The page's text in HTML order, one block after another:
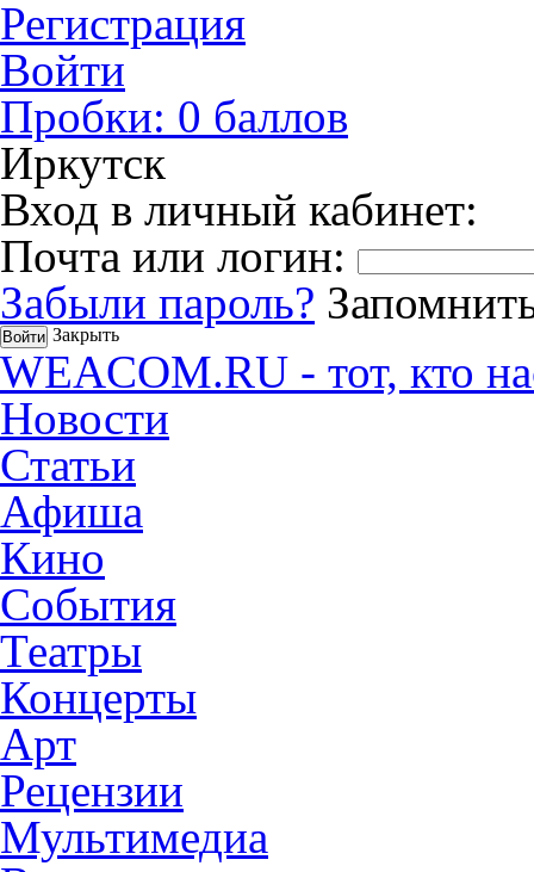
Регистрация
Войти
Пробки: 0 баллов
Иркутск
Вход в личный кабинет:
Почта или логин:
Забыли пароль?
Закрыть
WEACOM.RU - тот, кто
Новости
Статьи
Афиша
Кино
События
Театры
Концерты
Арт
Рецензии
Мультимедиа